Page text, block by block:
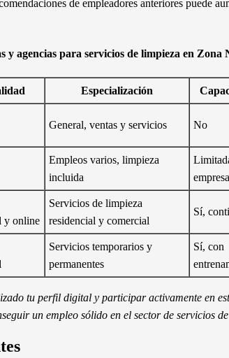
de empleadores anteriores puede
y agencias para servicios de limpieza en Zona
Especialización
General, ventas y servicios No
Empleos varios, limpieza
incluida
empresa
y online
Servicios de limpieza
residencial y comercial
Sí,
Servicios temporarios y
permanentes
Sí, con
tu perfil digital y participar activamente en
un empleo sólido en el sector de servicios